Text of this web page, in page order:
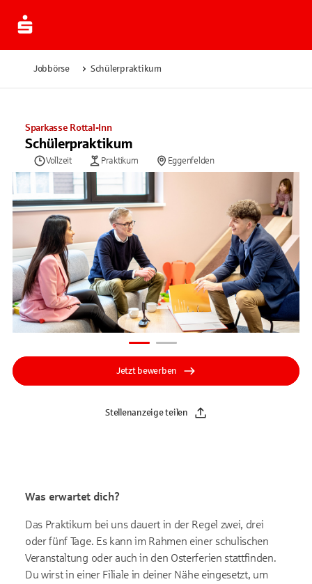
Jobbörse Schülerpraktikum
Sparkasse Rottal-Inn
Schülerpraktikum
Vollzeit Praktikum Eggenfelden
Jetzt bewerben
Stellenanzeige teilen
Was erwartet dich?
Das Praktikum bei uns dauert in der Regel zwei, drei
oder fünf Tage. Es kann im Rahmen einer schulischen
Veranstaltung oder auch in den Osterferien stattfinden.
Du wirst in einer Filiale in deiner Nähe eingesetzt, um